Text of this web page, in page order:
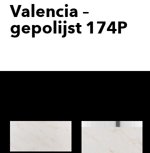
Valencia –
gepolijst 174P